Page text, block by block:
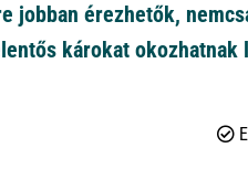
jobban érezhetők,
károkat